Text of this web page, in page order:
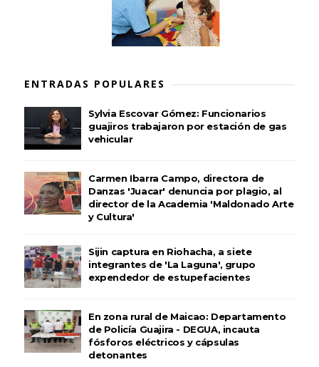
ENTRADAS POPULARES
Sylvia Escovar Gómez: Funcionarios
guajiros trabajaron por estación de gas
vehicular
Carmen Ibarra Campo, directora de
Danzas 'Juacar' denuncia por plagio, al
director de la Academia 'Maldonado Arte
y Cultura'
Sijin captura en Riohacha, a siete
integrantes de 'La Laguna', grupo
expendedor de estupefacientes
En zona rural de Maicao: Departamento
de Policía Guajira - DEGUA, incauta
fósforos eléctricos y cápsulas
detonantes